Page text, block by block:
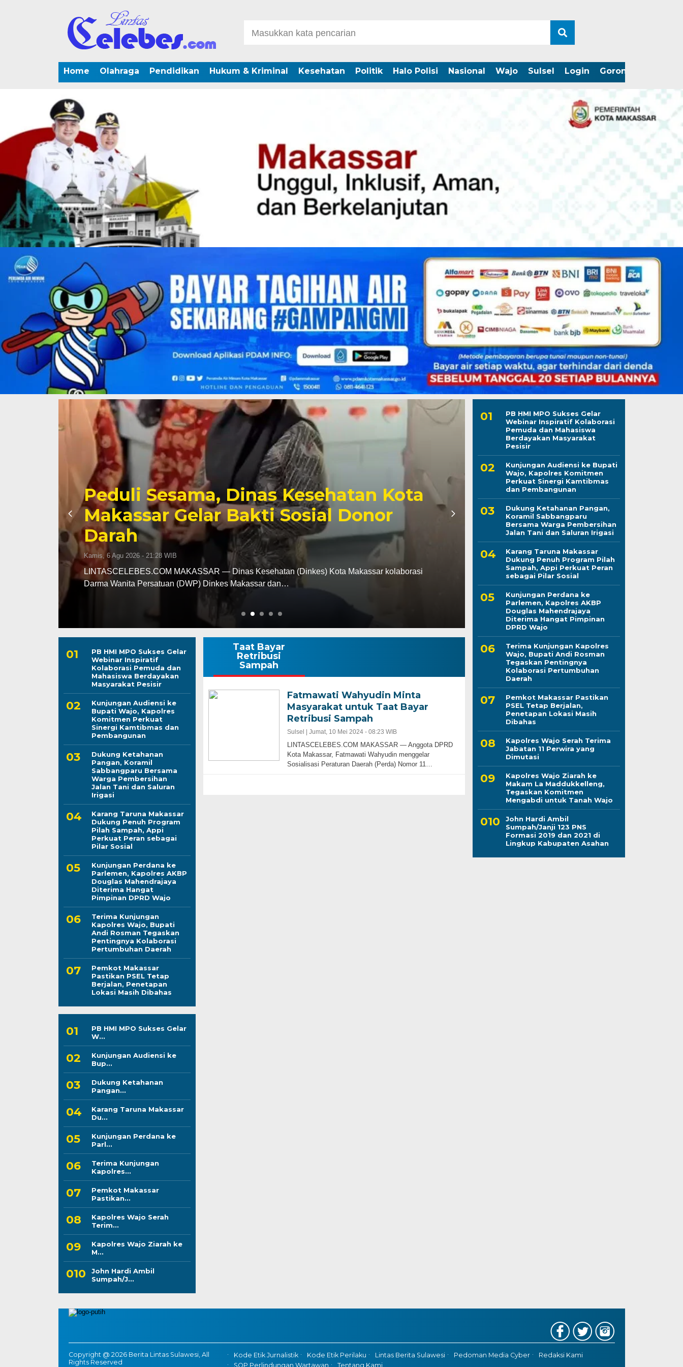
Home Olahraga Pendidikan Hukum & Kriminal Kesehatan Politik Halo Polisi Nasional Wajo Sulsel Login Gorontalo
Kunjungan Perdana ke Parlemen,
Kapolres AKBP Douglas Mahendrajaya
Diterima Hangat Pimpinan DPRD Wajo
Kamis, 6 Agu 2026 - 20:11 WIB
LINTASCELEBES.COM WAJO — Suasana hangat dan penuh kekeluargaan mewarnai ruang
kerja Ketua DPRD Kabupaten Wajo saat…
Awali Tugas
AKBP Fantry
Kebersihan dan
Kepuasan Publik
Kamis, 6 Agu 2026 - 19:39 WIB
LINTASCELEBES.COM MAKASSAR — Mengawali
Kepala Bagian Pembinaan Karier (Kabagbinkar)
PB HMI MPO Sukses Gelar
Webinar Inspiratif
Kolaborasi Pemuda dan
Mahasiswa Berdayakan
Masyarakat Pesisir
Kunjungan Audiensi ke
Bupati Wajo, Kapolres
Komitmen Perkuat
Sinergi Kamtibmas dan
Pembangunan
Dukung Ketahanan
Pangan, Koramil
Sabbangparu Bersama
Warga Pembersihan
Jalan Tani dan Saluran
Irigasi
Karang Taruna Makassar
Dukung Penuh Program
Pilah Sampah, Appi
Perkuat Peran sebagai
Pilar Sosial
Kunjungan Perdana ke
Parlemen, Kapolres AKBP
Douglas Mahendrajaya
Diterima Hangat
Pimpinan DPRD Wajo
Terima Kunjungan
Kapolres Wajo, Bupati
Andi Rosman Tegaskan
Pentingnya Kolaborasi
Pertumbuhan Daerah
Pemkot Makassar
Pastikan PSEL Tetap
Berjalan, Penetapan
Lokasi Masih Dibahas
PB HMI MPO Sukses Gelar
W...
Kunjungan Audiensi ke
Bup...
Dukung Ketahanan
Pangan...
Karang Taruna Makassar
Du...
Kunjungan Perdana ke
Parl...
Terima Kunjungan
Kapolres...
Pemkot Makassar
Pastikan...
Kapolres Wajo Serah
Terim...
Kapolres Wajo Ziarah ke
M...
John Hardi Ambil
Sumpah/J...
Taat Bayar
Retribusi
Sampah
Fatmawati Wahyudin Minta
Masyarakat untuk Taat Bayar
Retribusi Sampah
Sulsel | Jumat, 10 Mei 2024 - 08:23 WIB
LINTASCELEBES.COM MAKASSAR — Anggota DPRD
Kota Makassar, Fatmawati Wahyudin menggelar
Sosialisasi Peraturan Daerah (Perda) Nomor 11…
PB HMI MPO Sukses Gelar
Webinar Inspiratif Kolaborasi
Pemuda dan Mahasiswa
Berdayakan Masyarakat
Pesisir
Kunjungan Audiensi ke Bupati
Wajo, Kapolres Komitmen
Perkuat Sinergi Kamtibmas
dan Pembangunan
Dukung Ketahanan Pangan,
Koramil Sabbangparu
Bersama Warga Pembersihan
Jalan Tani dan Saluran Irigasi
Karang Taruna Makassar
Dukung Penuh Program Pilah
Sampah, Appi Perkuat Peran
sebagai Pilar Sosial
Kunjungan Perdana ke
Parlemen, Kapolres AKBP
Douglas Mahendrajaya
Diterima Hangat Pimpinan
DPRD Wajo
Terima Kunjungan Kapolres
Wajo, Bupati Andi Rosman
Tegaskan Pentingnya
Kolaborasi Pertumbuhan
Daerah
Pemkot Makassar Pastikan
PSEL Tetap Berjalan,
Penetapan Lokasi Masih
Dibahas
Kapolres Wajo Serah Terima
Jabatan 11 Perwira yang
Dimutasi
Kapolres Wajo Ziarah ke
Makam La Maddukkelleng,
Tegaskan Komitmen
Mengabdi untuk Tanah Wajo
John Hardi Ambil
Sumpah/Janji 123 PNS
Formasi 2019 dan 2021 di
Lingkup Kabupaten Asahan
Copyright @ 2026 Berita Lintas Sulawesi, All
Rights Reserved
Kode Etik Jurnalistik Kode Etik Perilaku Lintas Berita Sulawesi Pedoman Media Cyber
Redaksi Kami
SOP Perlindungan Wartawan
Tentang Kami